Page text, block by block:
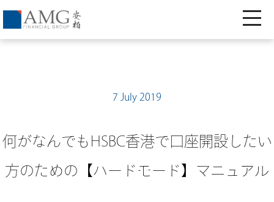
7 July 2019
何がなんでもHSBC香港で口座開設したい
方のための【ハードモード】マニュアル